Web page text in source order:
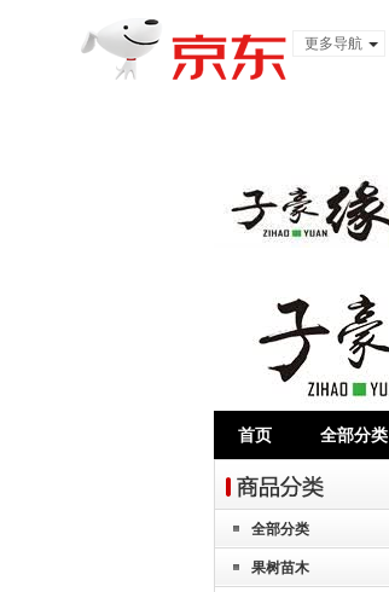
更多导航
首页 全部分类
全部分类
果树苗木